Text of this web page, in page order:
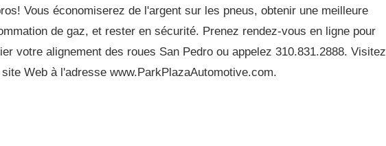
Vous économiserez de l'argent sur les pneus, obtenir une meilleure
de gaz, et rester en sécurité. Prenez rendez-vous en ligne pour
votre alignement des roues San Pedro ou appelez 310.831.2888. Visitez
site Web à l'adresse www.ParkPlazaAutomotive.com.